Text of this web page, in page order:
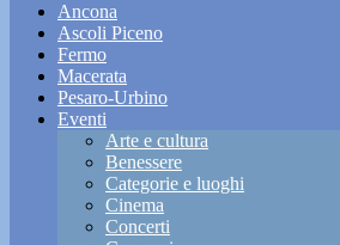
Ancona
Ascoli Piceno
Fermo
Macerata
Pesaro-Urbino
Eventi
Arte e cultura
Benessere
Categorie e luoghi
Cinema
Concerti